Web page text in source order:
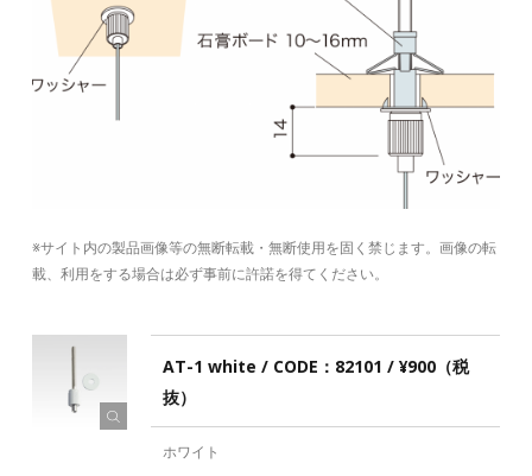
※サイト内の製品画像等の無断転載・無断使用を固く禁じます。画像の転
載、利用をする場合は必ず事前に許諾を得てください。
AT-1 white / CODE：82101 / ¥900（税
抜）
ホワイト